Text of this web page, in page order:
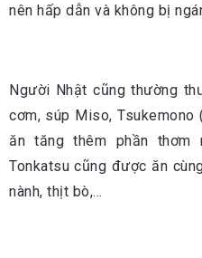
nên hấp dẫn và không bị
Người Nhật cũng thường
cơm, súp Miso,
ăn tăng thêm phần
Tonkatsu cũng được ăn
nành, thịt bò,…